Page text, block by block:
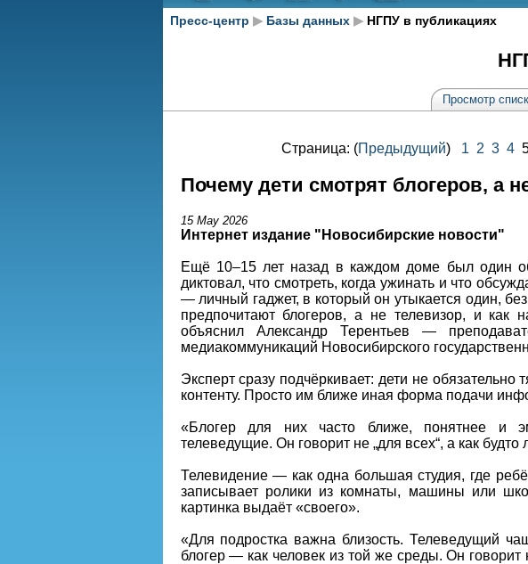
Пресс-центр ▶ Базы данных ▶НГПУ в публикациях
Просмотр
Страница: (Предыдущий) 1 2 3 4
Почему дети смотрят блогеров, а
15 May 2026
Интернет издание "Новосибирские новости"
Ещё 10–15 лет назад в каждом доме был один
диктовал, что смотреть, когда ужинать и что
— личный гаджет, в который он утыкается один,
предпочитают блогеров, а не телевизор, и как
объяснил Александр Терентьев —
медиакоммуникаций Новосибирского
Эксперт сразу подчёркивает: дети не обязательно
контенту. Просто им ближе иная форма подачи
«Блогер для них часто ближе, понятнее и
телеведущие. Он говорит не „для всех“, а как
Телевидение — как одна большая студия, где
записывает ролики из комнаты, машины или
картинка выдаёт «своего».
«Для подростка важна близость. Телеведущий
блогер — как человек из той же среды. Он